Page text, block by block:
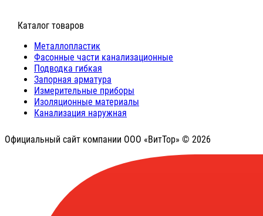
⠀Каталог товаров
Металлопластик
Фасонные части канализационные
Подводка гибкая
Запорная арматура
Измерительные приборы
Изоляционные материалы
Канализация наружная
Официальный сайт компании ООО «ВитТор» © 2026